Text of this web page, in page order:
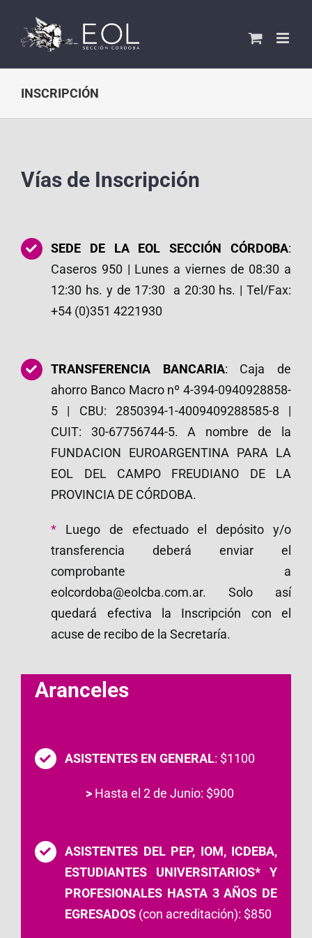
contenido
INSCRIPCIÓN
Vías de Inscripción
SEDE DE LA EOL SECCIÓN CÓRDOBA:
Caseros 950 | Lunes a viernes de 08:30 a
12:30 hs. y de 17:30 a 20:30 hs. | Tel/Fax:
+54 (0)351 4221930
TRANSFERENCIA BANCARIA: Caja de
ahorro Banco Macro nº 4-394-0940928858-
5 | CBU: 2850394-1-4009409288585-8 |
CUIT: 30-67756744-5. A nombre de la
FUNDACION EUROARGENTINA PARA LA
EOL DEL CAMPO FREUDIANO DE LA
PROVINCIA DE CÓRDOBA.
* Luego de efectuado el depósito y/o
transferencia deberá enviar el
comprobante a
eolcordoba@eolcba.com.ar. Solo así
quedará efectiva la Inscripción con el
acuse de recibo de la Secretaría.
Aranceles
ASISTENTES EN GENERAL: $1100
> Hasta el 2 de Junio: $900
ASISTENTES DEL PEP, IOM, ICDEBA,
ESTUDIANTES UNIVERSITARIOS* Y
PROFESIONALES HASTA 3 AÑOS DE
EGRESADOS (con acreditación): $850